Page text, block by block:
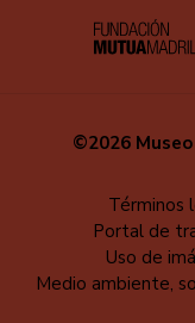
©2026
pie
Términos
Portal de
Uso de
Medio ambiente,